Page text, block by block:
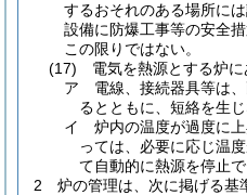
するおそれのある場所には
設備に防爆工事等の安全
この限りではない。
(17)
電気を熱源とする炉に
ア
電線、接続器具等は
るとともに、短絡を生
イ
炉内の温度が過度に
っては、必要に応じ温
て自動的に熱源を停止
2
炉の管理は、次に掲げる基